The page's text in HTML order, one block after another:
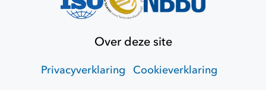
Over deze site
Privacyverklaring Cookieverklaring